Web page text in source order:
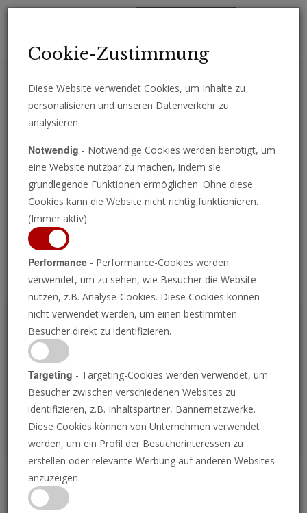
Erhalten Sie wichtige Analysen, Kommentare und Nachrichten
Programm ansehen
P
Warum ein starker
Cookie-Zustimmung
Diese Website verwendet Cookies, um Inhalte zu
personalisieren und unseren Datenverkehr zu
analysieren.
Notwendig - Notwendige Cookies werden benötigt, um
eine Website nutzbar zu machen, indem sie
grundlegende Funktionen ermöglichen. Ohne diese
Cookies kann die Website nicht richtig funktionieren.
(Immer aktiv)
Performance - Performance-Cookies werden
verwendet, um zu sehen, wie Besucher die Website
nutzen, z.B. Analyse-Cookies. Diese Cookies können
nicht verwendet werden, um einen bestimmten
Besucher direkt zu identifizieren.
Targeting - Targeting-Cookies werden verwendet, um
Besucher zwischen verschiedenen Websites zu
identifizieren, z.B. Inhaltspartner, Bannernetzwerke.
Diese Cookies können von Unternehmen verwendet
werden, um ein Profil der Besucherinteressen zu
erstellen oder relevante Werbung auf anderen Websites
anzuzeigen.